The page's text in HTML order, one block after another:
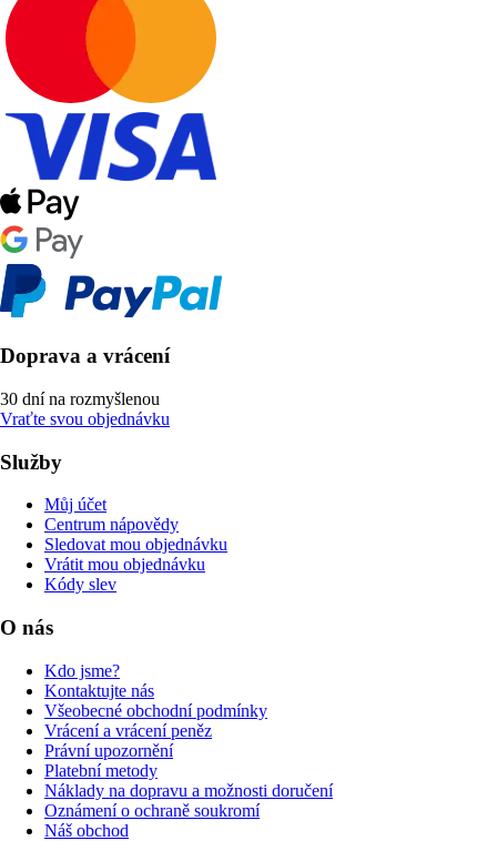
Doprava a vrácení
30 dní na rozmyšlenou
Vraťte svou objednávku
Služby
Můj účet
Centrum nápovědy
Sledovat mou objednávku
Vrátit mou objednávku
Kódy slev
O nás
Kdo jsme?
Kontaktujte nás
Všeobecné obchodní podmínky
Vrácení a vrácení peněz
Právní upozornění
Platební metody
Náklady na dopravu a možnosti doručení
Oznámení o ochraně soukromí
Náš obchod